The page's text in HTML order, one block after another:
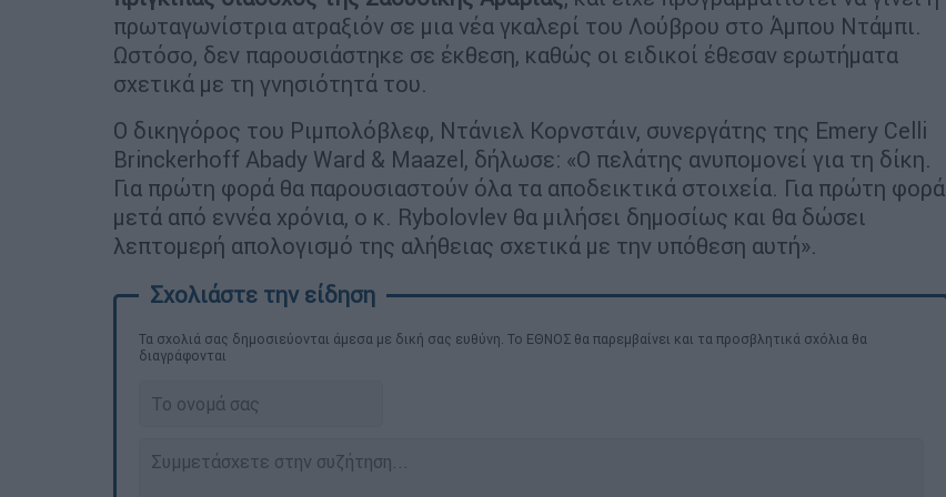
πρωταγωνίστρια ατραξιόν σε μια νέα γκαλερί του Λούβρου στο Άμπου Ντάμπι.
Ωστόσο, δεν παρουσιάστηκε σε έκθεση, καθώς οι ειδικοί έθεσαν ερωτήματα
σχετικά με τη γνησιότητά του.
Ο δικηγόρος του Ριμπολόβλεφ, Ντάνιελ Κορνστάιν, συνεργάτης της Emery Celli
Brinckerhoff Abady Ward & Maazel, δήλωσε: «Ο πελάτης ανυπομονεί για τη δίκη.
Για πρώτη φορά θα παρουσιαστούν όλα τα αποδεικτικά στοιχεία. Για πρώτη φορά
μετά από εννέα χρόνια, ο κ. Rybolovlev θα μιλήσει δημοσίως και θα δώσει
λεπτομερή απολογισμό της αλήθειας σχετικά με την υπόθεση αυτή».
Τα σχολιά σας δημοσιεύονται άμεσα με δική σας ευθύνη. Το ΕΘΝΟΣ θα παρεμβαίνει και τα προσβλητικά σχόλια θα
διαγράφονται